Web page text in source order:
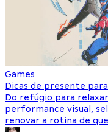
Games
Dicas de presente
Do refúgio para
performance visual,
renovar a rotina de